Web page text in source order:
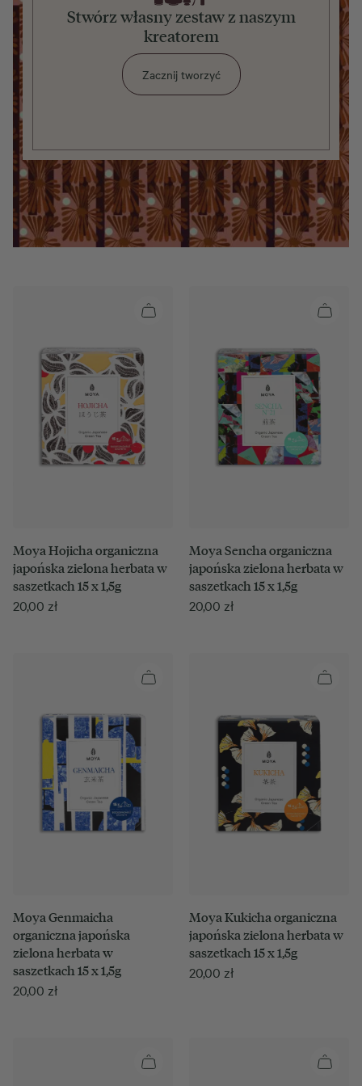
Stwórz własny zestaw z naszym
kreatorem
Zacznij tworzyć
Moya Hojicha organiczna
japońska zielona herbata w
saszetkach 15 x 1,5g
20,00 zł
Moya Sencha organiczna
japońska zielona herbata w
saszetkach 15 x 1,5g
20,00 zł
Moya Genmaicha
organiczna japońska
zielona herbata w
saszetkach 15 x 1,5g
20,00 zł
Moya Kukicha organiczna
japońska zielona herbata w
saszetkach 15 x 1,5g
20,00 zł